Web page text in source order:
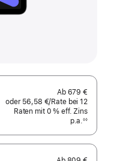
Ab 679 €
oder 56,58 €/Rate pro
Rate
bei 12
Raten Raten
mit 0 % eff. Zins
p.a.eff.
Zins p.a.
◊◊